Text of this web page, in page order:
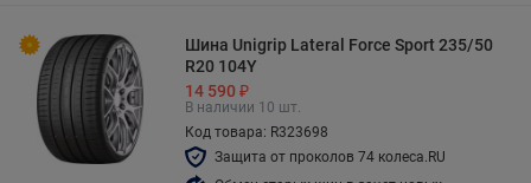
Шина Unigrip Lateral Force Sport 235/50
R20 104Y
14 590 ₽
В наличии 10 шт.
Код товара: R323698
Защита от проколов 74 колеса.RU